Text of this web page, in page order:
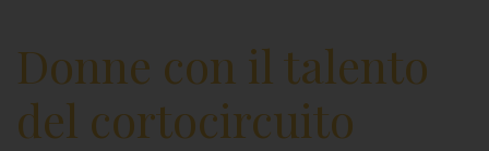
Donne con il talento
del cortocircuito